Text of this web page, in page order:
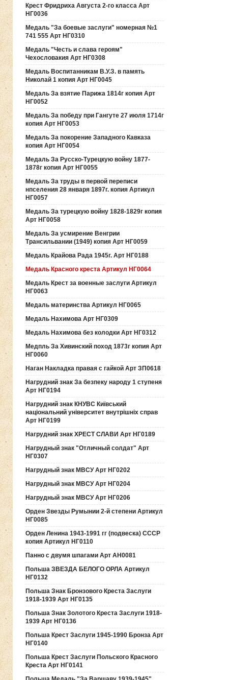
Крест Фридриха Августа 2-го класса Арт
НГ0036
Медаль "За боевые заслуги" номерная №1
741 555 Арт НГ0310
Медаль "Честь и слава героям"
Чехословакия Арт НГ0308
Медаль Воспитанникам В.У.З. в память
Николай 1 копия Арт НГ0045
Медаль За взятие Парижа 1814г копия Арт
НГ0052
Медаль За победу при Гангуте 27 июля 1714г
копия Арт НГ0053
Медаль За покорение Западного Кавказа
копия Арт НГ0054
Медаль За Русско-Турецкую войну 1877-
1878г копия Арт НГ0055
Медаль За труды в первой переписи
нпселения 28 января 1897г. копия Артикул
НГ0057
Медаль За турецкую войну 1828-1829г копия
Арт НГ0058
Медаль За усмирение Венгрии
Трансильвании (1949) копия Арт НГ0059
Медаль Крайова Рада 1945г. Арт НГ0188
Медаль Красного креста Артикул НГ0064
Медаль Крест за военные заслуги Артикул
НГ0063
Медаль материнства Артикул НГ0065
Медаль Нахимова Арт НГ0309
Медаль Нахимова без колодки Арт НГ0312
Медпль За Хивинский поход 1873г копия Арт
НГ0060
Наган Накладка правая с гайкой Арт ЗП0618
Нагрудний знак За безпеку народу 1 ступеня
Арт НГ0194
Нагрудний знак КНУВС Київський
національний університет внутрішніх справ
Арт НГ0199
Нагрудний знак ХРЕСТ СЛАВИ Арт НГ0189
Нагрудный знак "Отличный солдат" Арт
НГ0307
Нагрудный знак МВСУ Арт НГ0202
Нагрудный знак МВСУ Арт НГ0204
Нагрудный знак МВСУ Арт НГ0206
Орден Звезды Румынии 2-й степени Артикул
НГ0085
Орден Ленина 1943-1991 гг (подвеска) СССР
копия Артикул НГ0110
Панно с двумя шпагами Арт АН0081
Польша ЗВЕЗДА БЕЛОГО ОРЛА Артикул
НГ0132
Польша Знак Бронзового Креста Заслуги
1918-1939 Арт НГ0135
Польша Знак Золотого Креста Заслуги 1918-
1939 Арт НГ0136
Польша Крест Заслуги 1945-1990 Бронза Арт
НГ0140
Польша Крест Заслуги Польского Красного
Креста Арт НГ0141